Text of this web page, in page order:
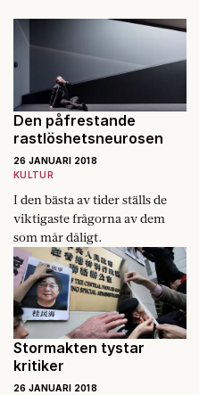
Den påfrestande
rastlöshetsneurosen
26 JANUARI 2018
KULTUR
I den bästa av tider ställs de
viktigaste frågorna av dem
som mår dåligt.
Stormakten tystar
kritiker
26 JANUARI 2018